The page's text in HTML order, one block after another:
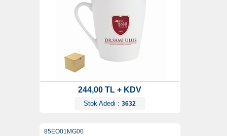
244,00 TL + KDV
Stok Adedi : 3632
85EO01MG00